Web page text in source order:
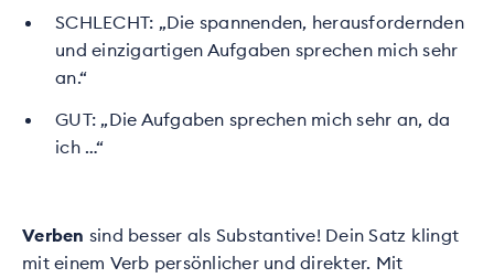
SCHLECHT: „Die spannenden, herausfordernden
und einzigartigen Aufgaben sprechen mich sehr
an.“
GUT: „Die Aufgaben sprechen mich sehr an, da
ich …“
Verben sind besser als Substantive! Dein Satz klingt
mit einem Verb persönlicher und direkter. Mit